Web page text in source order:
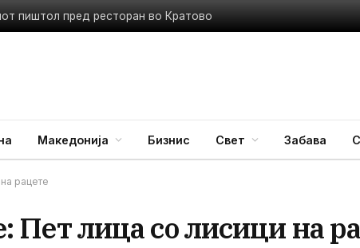
пиштол пред ресторан во Кратово
Македонија Бизнис Свет Забава
рацете
Пет лица со лисици на